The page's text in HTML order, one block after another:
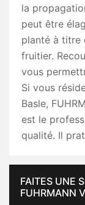
la
peut être
planté à titre
fruitier.
vous
Si vous
Basle,
est le
qualité. Il
FAITES UNE
FUHRMANN